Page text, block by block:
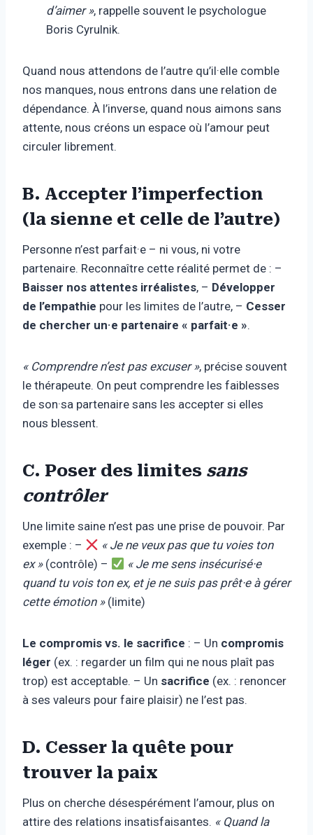
d’aimer », rappelle souvent le psychologue
Boris Cyrulnik.
Quand nous attendons de l’autre qu’il·elle comble
nos manques, nous entrons dans une relation de
dépendance. À l’inverse, quand nous aimons sans
attente, nous créons un espace où l’amour peut
circuler librement.
B. Accepter l’imperfection
(la sienne et celle de l’autre)
Personne n’est parfait·e – ni vous, ni votre
partenaire. Reconnaître cette réalité permet de : –
Baisser nos attentes irréalistes, – Développer
de l’empathie pour les limites de l’autre, – Cesser
de chercher un·e partenaire « parfait·e ».
« Comprendre n’est pas excuser », précise souvent
le thérapeute. On peut comprendre les faiblesses
de son·sa partenaire sans les accepter si elles
nous blessent.
C. Poser des limites sans
contrôler
Une limite saine n’est pas une prise de pouvoir. Par
exemple : –
« Je ne veux pas que tu voies ton
ex »(contrôle) –
« Je me sens insécurisé·e
quand tu vois ton ex, et je ne suis pas prêt·e à gérer
cette émotion »(limite)
Le compromis vs. le sacrifice : – Un compromis
léger (ex. : regarder un film qui ne nous plaît pas
trop) est acceptable. – Un sacrifice (ex. : renoncer
à ses valeurs pour faire plaisir) ne l’est pas.
D. Cesser la quête pour
trouver la paix
Plus on cherche désespérément l’amour, plus on
attire des relations insatisfaisantes. « Quand la